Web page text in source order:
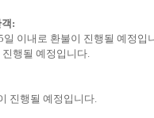
:
일 이내로 환불이 진행될 예정입
행될 예정입니다.
진행될 예정입니다.